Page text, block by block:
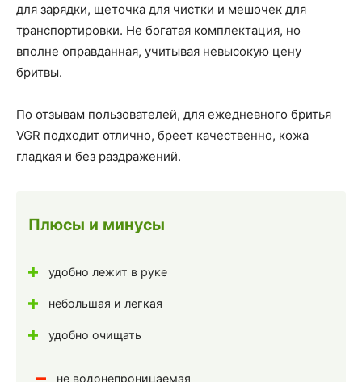
для зарядки, щеточка для чистки и мешочек для
транспортировки. Не богатая комплектация, но
вполне оправданная, учитывая невысокую цену
бритвы.
По отзывам пользователей, для ежедневного бритья
VGR подходит отлично, бреет качественно, кожа
гладкая и без раздражений.
Плюсы и минусы
удобно лежит в руке
небольшая и легкая
удобно очищать
не водонепроницаемая